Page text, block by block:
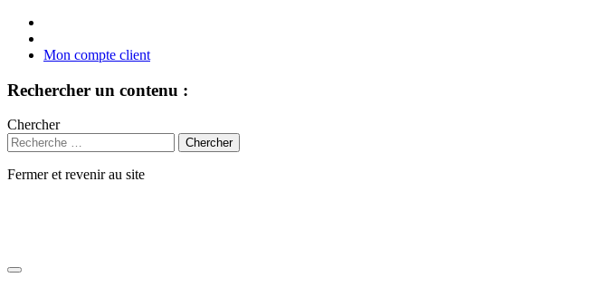
Mon compte client
Rechercher un contenu :
Chercher
Fermer et revenir au site